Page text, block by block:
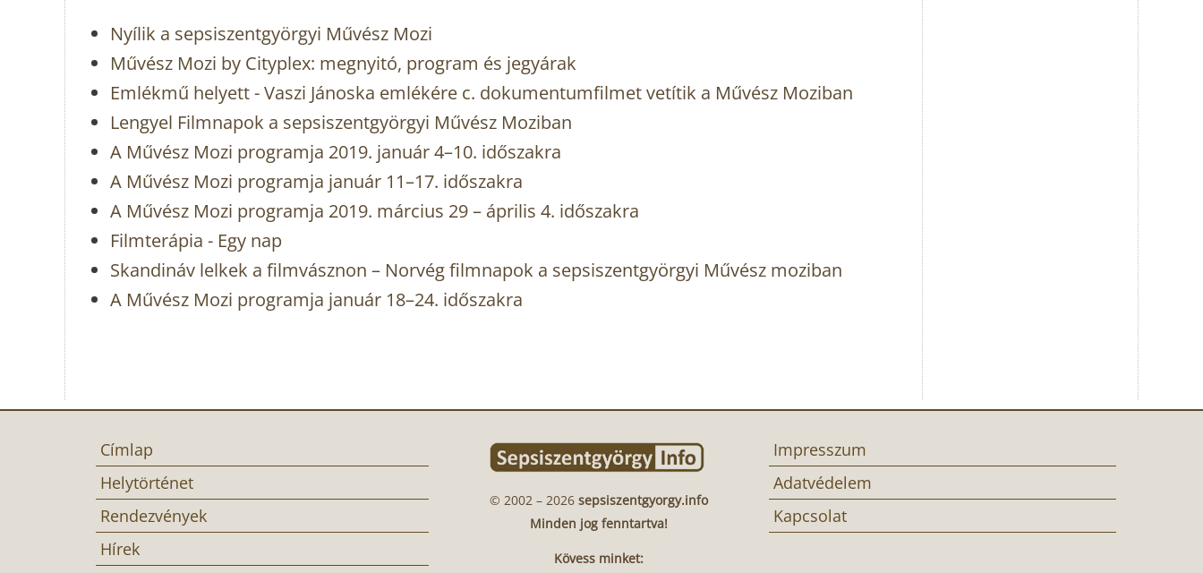
Nyílik a sepsiszentgyörgyi Művész Mozi
Művész Mozi by Cityplex: megnyitó, program és jegyárak
Emlékmű helyett - Vaszi Jánoska emlékére c. dokumentumfilmet vetítik a Művész Moziban
Lengyel Filmnapok a sepsiszentgyörgyi Művész Moziban
A Művész Mozi programja 2019. január 4–10. időszakra
A Művész Mozi programja január 11–17. időszakra
A Művész Mozi programja 2019. március 29 – április 4. időszakra
Filmterápia - Egy nap
Skandináv lelkek a filmvásznon – Norvég filmnapok a sepsiszentgyörgyi Művész moziban
A Művész Mozi programja január 18–24. időszakra
Címlap
Helytörténet
Rendezvények
Hírek
© 2002 – 2026 sepsiszentgyorgy.info
Minden jog fenntartva!
Kövess minket:
Impresszum
Adatvédelem
Kapcsolat